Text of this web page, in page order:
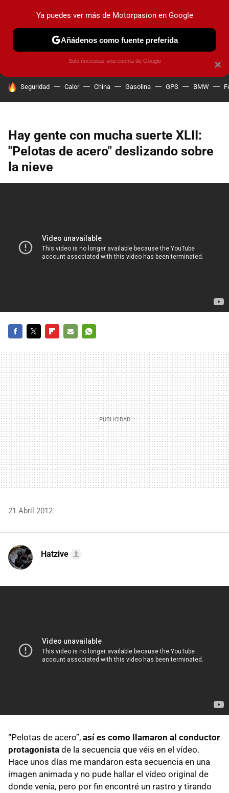
PRUEBAS COCHES ELÉCTRICOS OBSERVATORIO
HOY SE HABLA DE
Seguridad Calor China Gasolina GPS BMW
Hay gente con mucha suerte XLII:
"Pelotas de acero" deslizando sobre
la nieve
MAIL
21 Abril 2012
Hatzive
“Pelotas de acero”, así es como llamaron al conductor
protagonista de la secuencia que véis en el vídeo.
Hace unos días me mandaron esta secuencia en una
imagen animada y no pude hallar el vídeo original de
donde venía, pero por fin encontré un rastro y tirando
×
Ya puedes ver más de Motorpasion en Google
Añádenos como fuente preferida
Solo necesitas una cuenta de Google